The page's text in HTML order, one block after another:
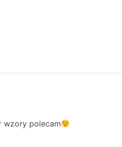
wzory polecam